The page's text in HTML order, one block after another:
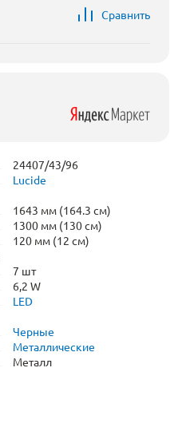
24407/43/96
Lucide
1643 мм (164.3 см)
1300 мм (130 см)
120 мм (12 см)
7 шт
6,2 W
LED
Черные
Металлические
Металл
Сравнить